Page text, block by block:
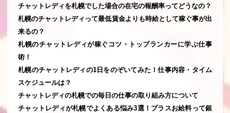
チャットレディを札幌でした場合の在宅の報酬率ってどうなの？
札幌のチャットレディって最低賃金よりも時給として稼ぐ事が出
来るの？
札幌のチャットレディが稼ぐコツ・トップランカーに学ぶ仕事
術！
札幌のチャットレディの1日をのぞいてみた！仕事内容・タイム
スケジュールは？
チャットレディの札幌での毎日の仕事の取り組み方について
チャットレディが札幌でよくある悩み3選！プラスお給料って銀